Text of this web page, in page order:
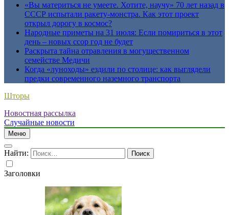
«Вы материться не умеете. Хотите, научу» 70 лет назад в
СССР испытали ракету-монстра. Как этот проект
открыл дорогу в космос?
Народные приметы на 31 июля: Если помириться в этот
день – новых ссор год не будет
Раскрыта тайна отравления в могущественном
семействе Медичи
Когда «луноходы» ездили по столице: как выглядели
предки современного наземного транспорта
Шторы
Новостная рассылка
Случайные новости
Меню
Найти:
Заголовки